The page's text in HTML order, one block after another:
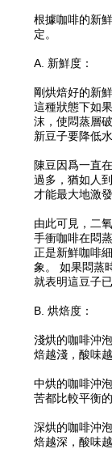
根據咖啡的新
定。
A. 新鮮度：
剛烘焙好的新
這種狀態下如
沫，使悶蒸層
新豆子要降低
陳豆因爲一直
過多，猶如人
才能最大地激
由此可見，二
手衝咖啡在悶
正是新鮮咖啡
象。 如果悶蒸
就表明這豆子
B. 烘焙度：
淺烘的咖啡沖
焙越淺，酸味
中烘的咖啡沖
苦都比較平衡
深烘的咖啡沖
焙越深，酸味